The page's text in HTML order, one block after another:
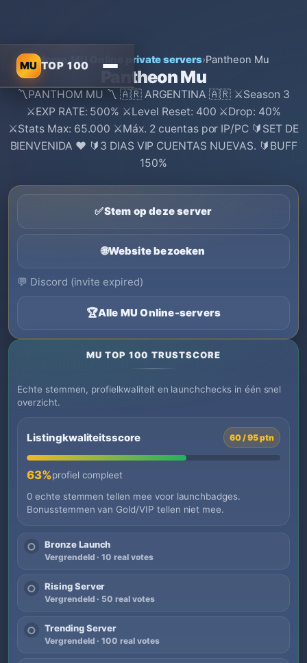
MU TOP 100
Home›MU Online private servers›Pantheon Mu
Pantheon Mu
〽️PANTHOM MU 〽️ 🇦🇷 ARGENTINA 🇦🇷 ⚔️Season 3
⚔️EXP RATE: 500% ⚔️Level Reset: 400 ⚔️Drop: 40%
⚔️Stats Max: 65.000 ⚔️Máx. 2 cuentas por IP/PC 🔰️SET DE
BIENVENIDA ♥ 🔰3 DIAS VIP CUENTAS NUEVAS. 🔰BUFF
150%
✅Stem op deze server
🌐Website bezoeken
💬 Discord (invite expired)
🏆Alle MU Online-servers
MU TOP 100 TRUSTSCORE
Echte stemmen, profielkwaliteit en launchchecks in één snel
overzicht.
Listingkwaliteitsscore 60 / 95 ptn
63%profiel compleet
0 echte stemmen tellen mee voor launchbadges.
Bonusstemmen van Gold/VIP tellen niet mee.
○ Bronze Launch
Vergrendeld · 10 real votes
○ Rising Server
Vergrendeld · 50 real votes
○ Trending Server
Vergrendeld · 100 real votes